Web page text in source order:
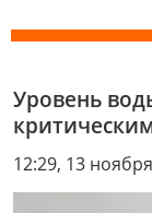
Уровень
12:29, 13